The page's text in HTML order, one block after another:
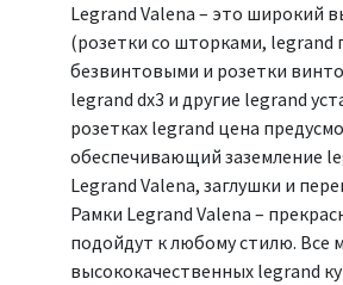
Legrand Valena – это широкий
(розетки со шторками, legrand
безвинтовыми и розетки
legrand dx3 и другие legrand
розетках legrand цена
обеспечивающий заземление
Legrand Valena, заглушки и
Рамки Legrand Valena –
подойдут к любому стилю. Все
высококачественных legrand